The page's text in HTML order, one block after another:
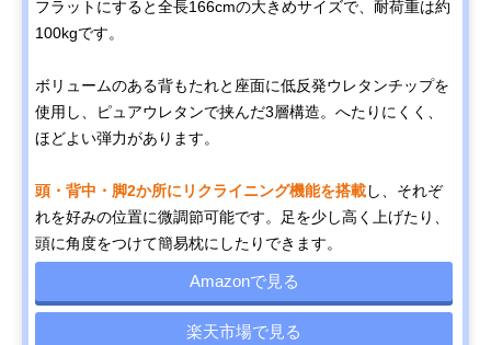
フラットにすると全長166cmの大きめサイズで、耐荷重は約
100kgです。
ボリュームのある背もたれと座面に低反発ウレタンチップを
使用し、ピュアウレタンで挟んだ3層構造。へたりにくく、
ほどよい弾力があります。
頭・背中・脚2か所にリクライニング機能を搭載し、それぞ
れを好みの位置に微調節可能です。足を少し高く上げたり、
頭に角度をつけて簡易枕にしたりできます。
Amazonで見る
楽天市場で見る